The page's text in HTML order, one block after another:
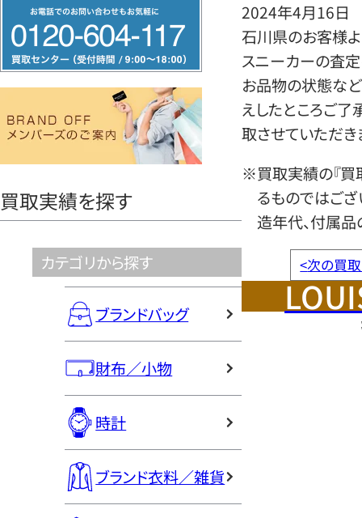
リ
ー
ヤ
買取実績を探す
カテゴリから探す
ブランドバッグ
財布／小物
時計
ブランド衣料／雑貨
2024年4月16日
石川県のお客様よ
スニーカーの査
お品物の状態など
えしたところご
取させていただき
※買取実績の『買
るものではござ
造年代、付属品
<次の買